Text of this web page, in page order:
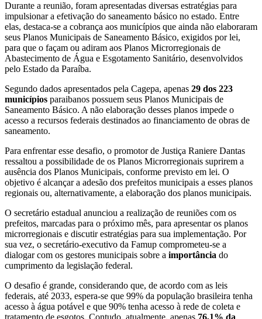
Durante a reunião, foram apresentadas diversas estratégias para
impulsionar a efetivação do saneamento básico no estado. Entre
elas, destaca-se a cobrança aos municípios que ainda não elaboraram
seus Planos Municipais de Saneamento Básico, exigidos por lei,
para que o façam ou adiram aos Planos Microrregionais de
Abastecimento de Água e Esgotamento Sanitário, desenvolvidos
pelo Estado da Paraíba.
Segundo dados apresentados pela Cagepa, apenas 29 dos 223
municípios paraibanos possuem seus Planos Municipais de
Saneamento Básico. A não elaboração desses planos impede o
acesso a recursos federais destinados ao financiamento de obras de
saneamento.
Para enfrentar esse desafio, o promotor de Justiça Raniere Dantas
ressaltou a possibilidade de os Planos Microrregionais suprirem a
ausência dos Planos Municipais, conforme previsto em lei. O
objetivo é alcançar a adesão dos prefeitos municipais a esses planos
regionais ou, alternativamente, a elaboração dos planos municipais.
O secretário estadual anunciou a realização de reuniões com os
prefeitos, marcadas para o próximo mês, para apresentar os planos
microrregionais e discutir estratégias para sua implementação. Por
sua vez, o secretário-executivo da Famup comprometeu-se a
dialogar com os gestores municipais sobre a importância do
cumprimento da legislação federal.
O desafio é grande, considerando que, de acordo com as leis
federais, até 2033, espera-se que 99% da população brasileira tenha
acesso à água potável e que 90% tenha acesso à rede de coleta e
tratamento de esgotos. Contudo, atualmente, apenas 76,1% da